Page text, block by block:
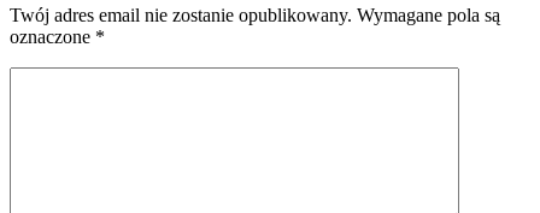
Twój adres email nie zostanie opublikowany. Wymagane pola są
oznaczone *